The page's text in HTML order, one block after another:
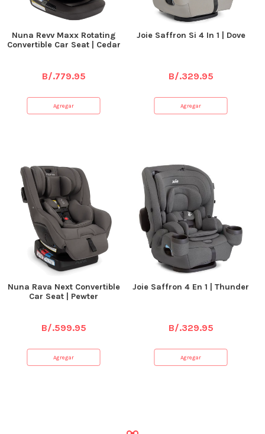
Nuna Revv Maxx Rotating
Convertible Car Seat | Cedar
B/.779.95
Agregar
Joie Saffron Si 4 In 1 | Dove
B/.329.95
Agregar
Nuna Rava Next Convertible
Car Seat | Pewter
B/.599.95
Agregar
Joie Saffron 4 En 1 | Thunder
B/.329.95
Agregar